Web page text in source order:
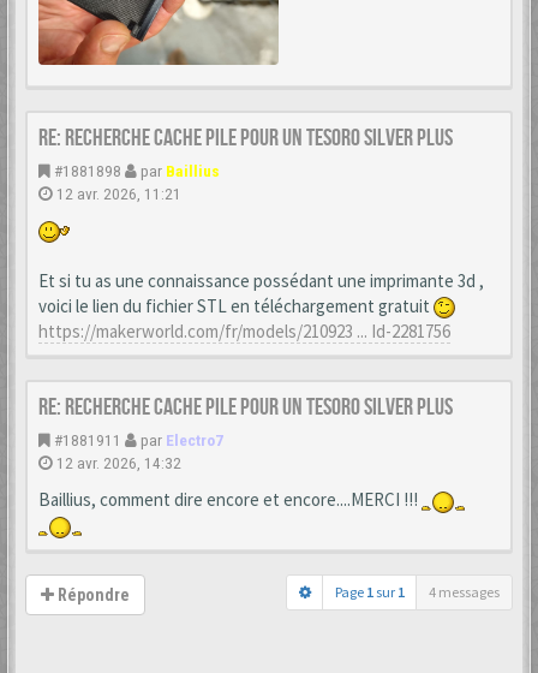
Re: Recherche cache Pile pour un Tesoro Silver Plus
#1881898 par Baillius
12 avr. 2026, 11:21
Et si tu as une connaissance possédant une imprimante 3d ,
voici le lien du fichier STL en téléchargement gratuit
https://makerworld.com/fr/models/210923 ... Id-2281756
Re: Recherche cache Pile pour un Tesoro Silver Plus
#1881911 par Electro7
12 avr. 2026, 14:32
Baillius, comment dire encore et encore....MERCI !!!
Répondre Page 1 sur 1 4 messages